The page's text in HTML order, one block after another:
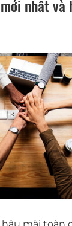
nhất và
mãi toàn